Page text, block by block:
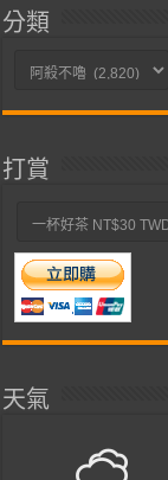
分類
分
打賞
天氣